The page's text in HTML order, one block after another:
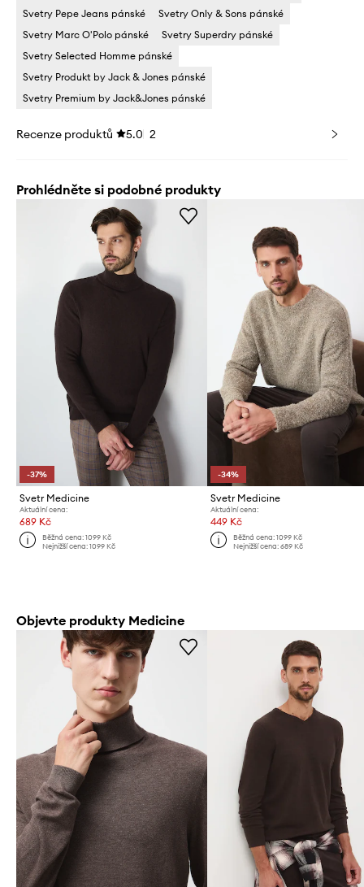
Svetry Pepe Jeans pánské
Svetry Only & Sons pánské
Svetry Marc O'Polo pánské
Svetry Superdry pánské
Svetry Selected Homme pánské
Svetry Produkt by Jack & Jones pánské
Svetry Premium by Jack&Jones pánské
Recenze produktů 5.0 2
Prohlédněte si podobné produkty
-37%
Svetr Medicine
Aktuální cena:
689 Kč
Běžná cena:1099 Kč
Nejnižší cena:1099 Kč
-34%
Svetr Medicine
Aktuální cena:
449 Kč
Běžná cena: 1099 Kč
Nejnižší cena: 689 Kč
Objevte produkty Medicine